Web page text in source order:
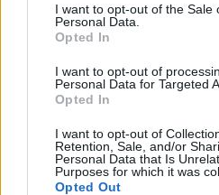
I want to opt-out of the Sale
Personal Data.
Opted In
I want to opt-out of
Personal Data for Targeted
Opted In
I want to opt-out of
Retention, Sale, and/or
Personal Data that Is
Purposes for which it was
Opted Out
begynne å
gulvet og oppover